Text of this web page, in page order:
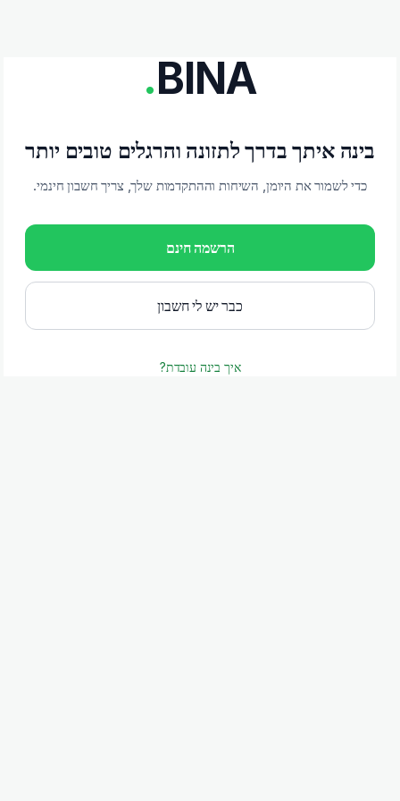
BINA
.
בינה איתך בדרך לתזונה והרגלים טובים יותר
כדי לשמור את היומן, השיחות וההתקדמות שלך, צריך חשבון חינמי.
הרשמה חינם
כבר יש לי חשבון
איך בינה עובדת?